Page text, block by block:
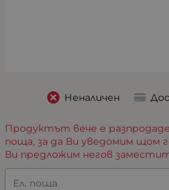
Неналичен
Продуктът вече е
поща, за да Ви уведомим щом
Ви предложим негов
Ел. поща